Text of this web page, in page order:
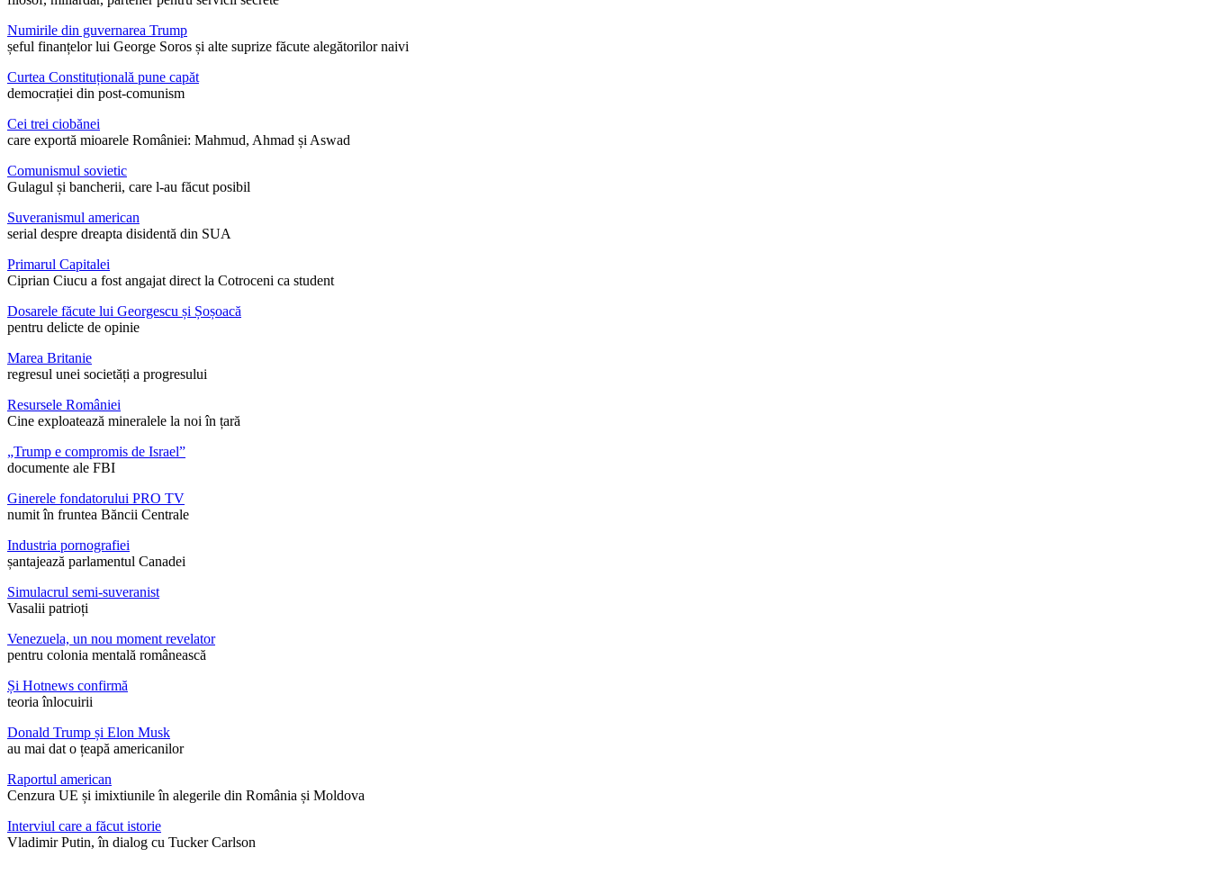
Numirile din guvernarea Trump
șeful finanțelor lui George Soros și alte suprize făcute alegătorilor naivi
Curtea Constituțională pune capăt
democrației din post-comunism
Cei trei ciobănei
care exportă mioarele României: Mahmud, Ahmad și Aswad
Comunismul sovietic
Gulagul și bancherii, care l-au făcut posibil
Suveranismul american
serial despre dreapta disidentă din SUA
Primarul Capitalei
Ciprian Ciucu a fost angajat direct la Cotroceni ca student
Dosarele făcute lui Georgescu și Șoșoacă
pentru delicte de opinie
Marea Britanie
regresul unei societăți a progresului
Resursele României
Cine exploatează mineralele la noi în țară
„Trump e compromis de Israel”
documente ale FBI
Ginerele fondatorului PRO TV
numit în fruntea Băncii Centrale
Industria pornografiei
șantajează parlamentul Canadei
Simulacrul semi-suveranist
Vasalii patrioți
Venezuela, un nou moment revelator
pentru colonia mentală românească
Și Hotnews confirmă
teoria înlocuirii
Donald Trump și Elon Musk
au mai dat o țeapă americanilor
Raportul american
Cenzura UE și imixtiunile în alegerile din România și Moldova
Interviul care a făcut istorie
Vladimir Putin, în dialog cu Tucker Carlson